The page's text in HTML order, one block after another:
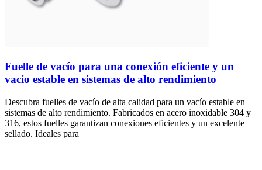
Fuelle de vacío para una conexión eficiente y un
vacío estable en sistemas de alto rendimiento
Descubra fuelles de vacío de alta calidad para un vacío estable en
sistemas de alto rendimiento. Fabricados en acero inoxidable 304 y
316, estos fuelles garantizan conexiones eficientes y un excelente
sellado. Ideales para